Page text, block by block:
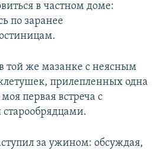
в частном доме:
по заранее
той же мазанке с неясным
прилепленных одна
первая встреча с
за ужином: обсуждая,